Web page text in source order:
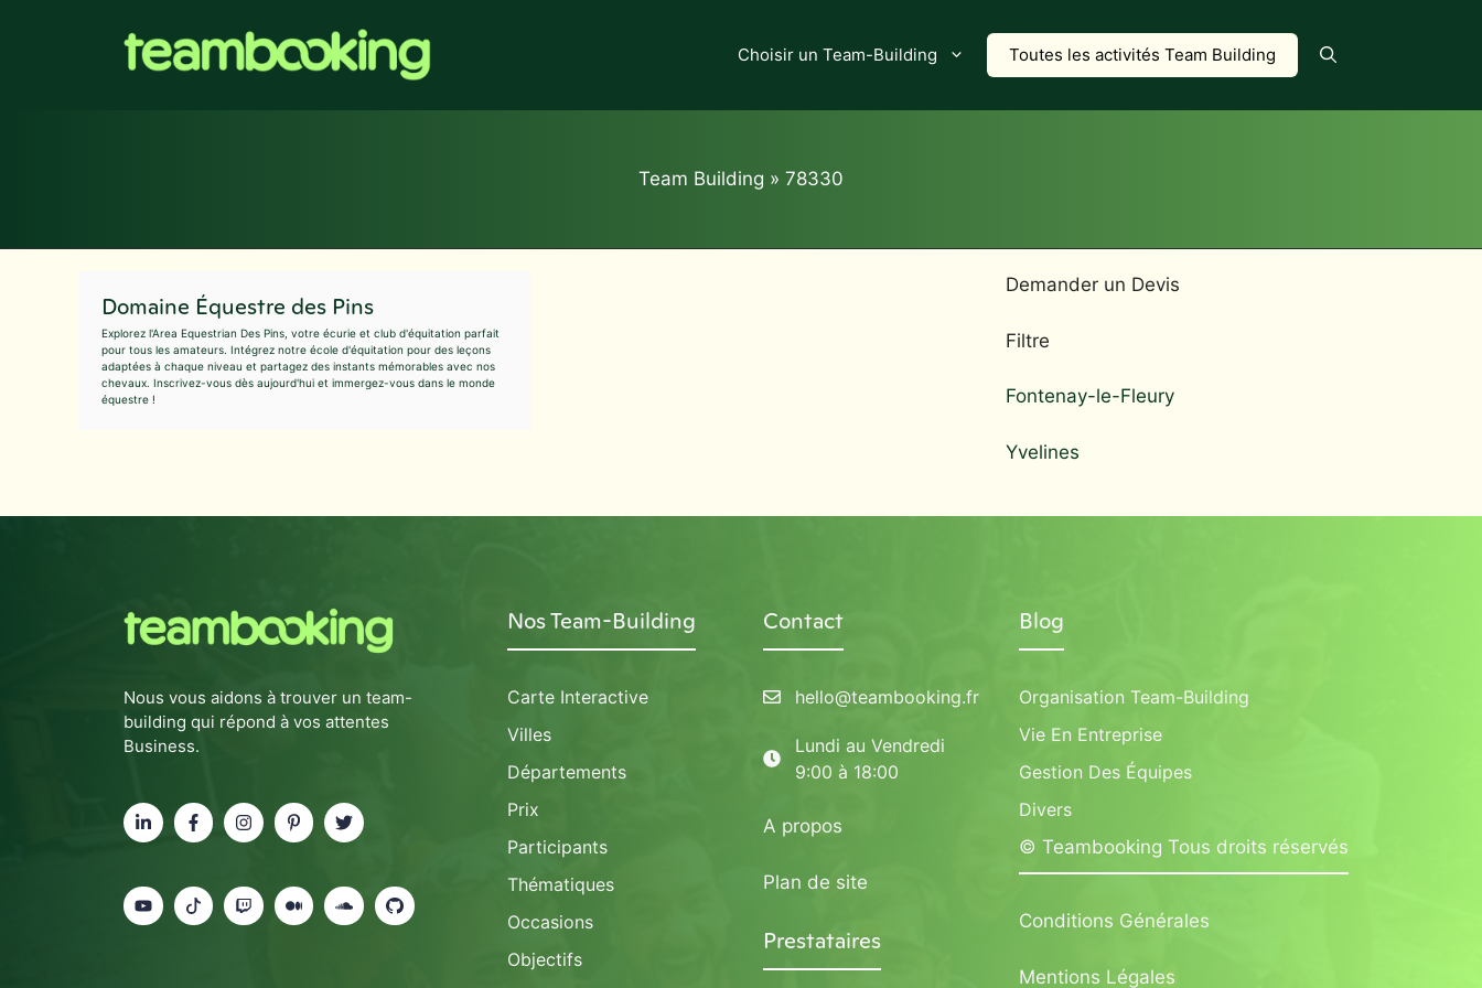
Choisir un Team-Building Toutes les activités Team Building
Team Building » 78330
Domaine Équestre des Pins
Explorez l'Area Equestrian Des Pins, votre écurie et club d'équitation parfait
pour tous les amateurs. Intégrez notre école d'équitation pour des leçons
adaptées à chaque niveau et partagez des instants mémorables avec nos
chevaux. Inscrivez-vous dès aujourd'hui et immergez-vous dans le monde
équestre !
Demander un Devis
Filtre
Fontenay-le-Fleury
Yvelines
Nous vous aidons à trouver un team-
building qui répond à vos attentes
Business.
Nos Team-Building
Carte Interactive
Villes
Départements
Prix
Participants
Thématiques
Occasions
Objectifs
Contact
hello@teambooking.fr
Lundi au Vendredi
9:00 à 18:00
A propos
Plan de site
Prestataires
Blog
Organisation Team-Building
Vie En Entreprise
Gestion Des Équipes
Divers
© Teambooking Tous droits réservés
Conditions Générales
Mentions Légales